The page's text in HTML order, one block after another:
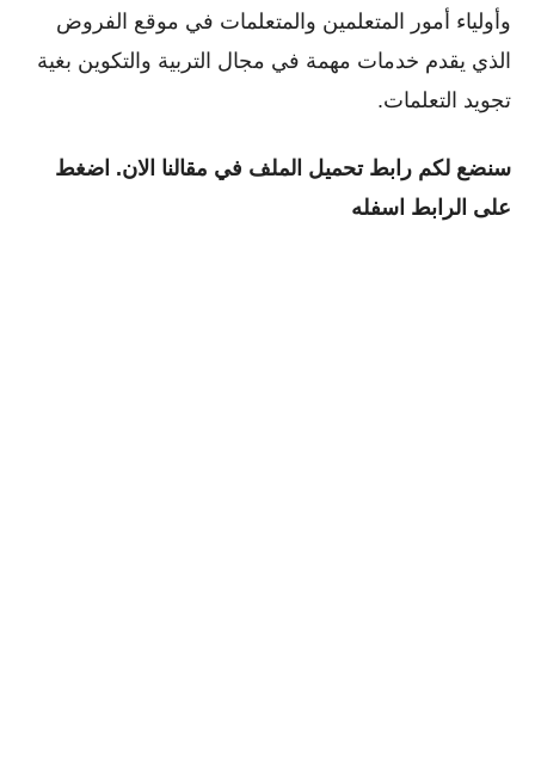
وأولياء أمور المتعلمين والمتعلمات في موقع الفروض
الذي يقدم خدمات مهمة في مجال التربية والتكوين بغية
تجويد التعلمات.
سنضع لكم رابط تحميل الملف في مقالنا الان. اضغط
على الرابط اسفله